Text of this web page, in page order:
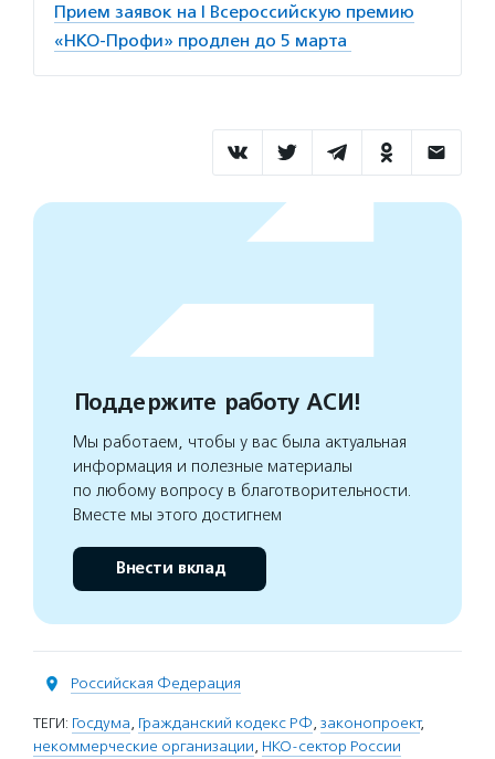
Прием заявок на I Всероссийскую премию
«НКО-Профи» продлен до 5 марта
Поддержите работу АСИ!
Мы работаем, чтобы у вас была актуальная
информация и полезные материалы
по любому вопросу в благотворительности.
Вместе мы этого достигнем
Внести вклад
Российская Федерация
ТЕГИ: Госдума, Гражданский кодекс РФ, законопроект,
некоммерческие организации, НКО-сектор России